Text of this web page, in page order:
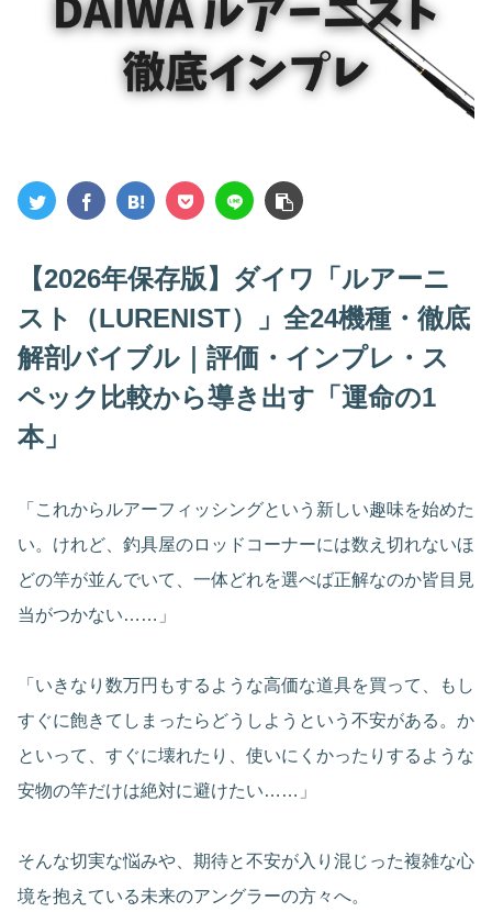
【2026年保存版】ダイワ「ルアーニ
スト（LURENIST）」全24機種・徹底
解剖バイブル｜評価・インプレ・ス
ペック比較から導き出す「運命の1
本」
「これからルアーフィッシングという新しい趣味を始めた
い。けれど、釣具屋のロッドコーナーには数え切れないほ
どの竿が並んでいて、一体どれを選べば正解なのか皆目見
当がつかない……」
「いきなり数万円もするような高価な道具を買って、もし
すぐに飽きてしまったらどうしようという不安がある。か
といって、すぐに壊れたり、使いにくかったりするような
安物の竿だけは絶対に避けたい……」
そんな切実な悩みや、期待と不安が入り混じった複雑な心
境を抱えている未来のアングラーの方々へ。